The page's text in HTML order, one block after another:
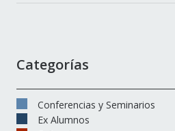
Categorías
Conferencias y Seminarios
Ex Alumnos